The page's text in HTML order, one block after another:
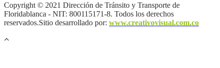
Copyright © 2021 Dirección de Tránsito y Transporte de
Floridablanca - NIT: 800115171-8. Todos los derechos
reservados.Sitio desarrollado por: www.creativovisual.com.co